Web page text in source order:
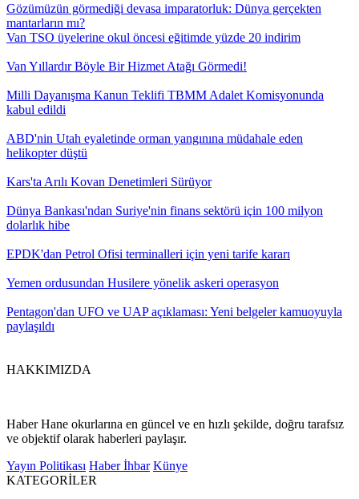
Gözümüzün görmediği devasa imparatorluk: Dünya gerçekten
mantarların mı?
Van TSO üyelerine okul öncesi eğitimde yüzde 20 indirim
Van Yıllardır Böyle Bir Hizmet Atağı Görmedi!
Milli Dayanışma Kanun Teklifi TBMM Adalet Komisyonunda
kabul edildi
ABD'nin Utah eyaletinde orman yangınına müdahale eden
helikopter düştü
Kars'ta Arılı Kovan Denetimleri Sürüyor
Dünya Bankası'ndan Suriye'nin finans sektörü için 100 milyon
dolarlık hibe
EPDK'dan Petrol Ofisi terminalleri için yeni tarife kararı
Yemen ordusundan Husilere yönelik askeri operasyon
Pentagon'dan UFO ve UAP açıklaması: Yeni belgeler kamuoyuyla
paylaşıldı
HAKKIMIZDA
Haber Hane okurlarına en güncel ve en hızlı şekilde, doğru tarafsız
ve objektif olarak haberleri paylaşır.
Yayın Politikası Haber İhbar Künye
KATEGORİLER